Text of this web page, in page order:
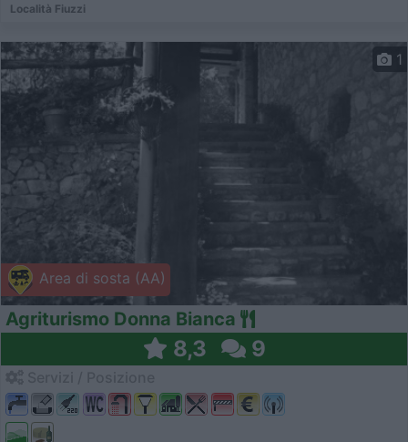
Località Fiuzzi
Area di sosta (AA)
1
Agriturismo Donna Bianca
8,3 9